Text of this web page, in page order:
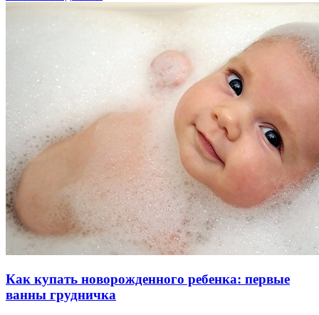
Как купать новорожденного ребенка: первые
ванны грудничка